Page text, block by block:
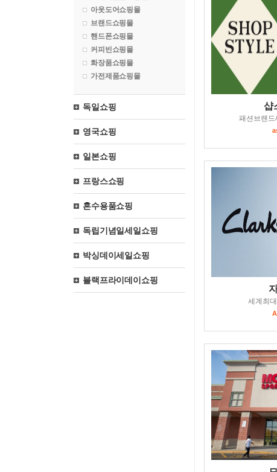
아웃도어쇼핑몰
브랜드쇼핑몰
핸드폰쇼핑몰
커피빈쇼핑몰
화장품쇼핑몰
가전제품쇼핑몰
독일쇼핑
영국쇼핑
일본쇼핑
프랑스쇼핑
혼수용품쇼핑
독립기념일세일쇼핑
박싱데이세일쇼핑
블랙프라이데이쇼핑
샵
패션브랜드
세계최